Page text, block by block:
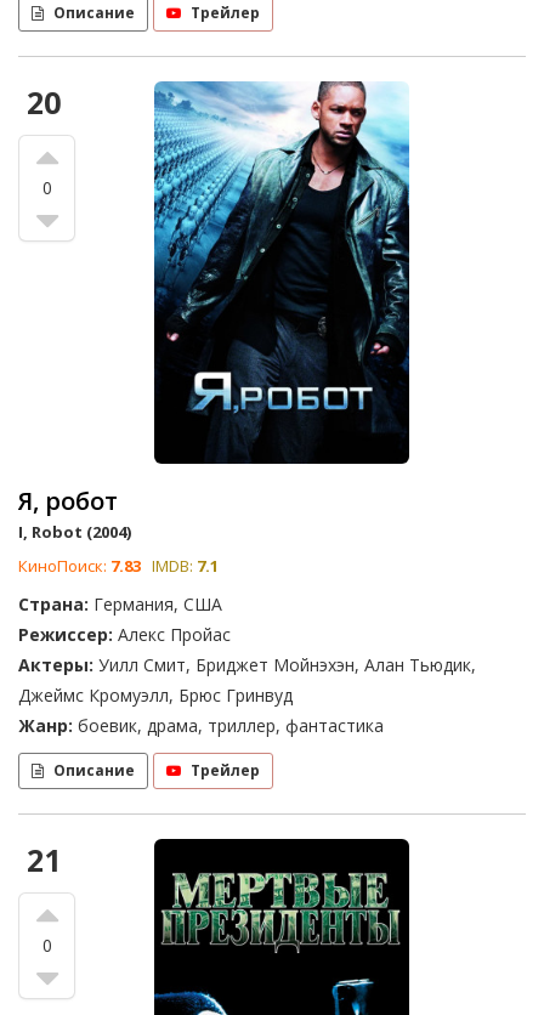
Описание Трейлер
20
0
Я, робот
I, Robot (2004)
КиноПоиск: 7.83 IMDB: 7.1
Страна: Германия, США
Режиссер: Алекс Пройас
Актеры: Уилл Смит, Бриджет Мойнэхэн, Алан Тьюдик,
Джеймс Кромуэлл, Брюс Гринвуд
Жанр: боевик, драма, триллер, фантастика
Описание Трейлер
21
0